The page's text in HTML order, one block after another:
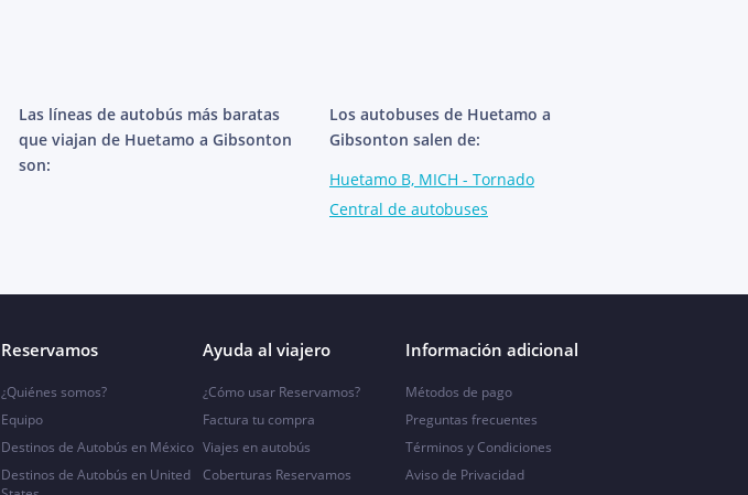
Las líneas de autobús más baratas
que viajan de Huetamo a Gibsonton
son:
Los autobuses de Huetamo a
Gibsonton salen de:
Huetamo B, MICH - Tornado
Central de autobuses
Reservamos
¿Quiénes somos?
Equipo
Destinos de Autobús en México
Destinos de Autobús en United
Ayuda al viajero
¿Cómo usar Reservamos?
Factura tu compra
Viajes en autobús
Coberturas Reservamos
Información adicional
Métodos de pago
Preguntas frecuentes
Términos y Condiciones
Aviso de Privacidad